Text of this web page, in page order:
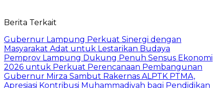
Berita Terkait
Gubernur Lampung Perkuat Sinergi dengan
Masyarakat Adat untuk Lestarikan Budaya
Pemprov Lampung Dukung Penuh Sensus Ekonomi
2026 untuk Perkuat Perencanaan Pembangunan
Gubernur Mirza Sambut Rakernas ALPTK PTMA,
Apresiasi Kontribusi Muhammadiyah bagi Pendidikan